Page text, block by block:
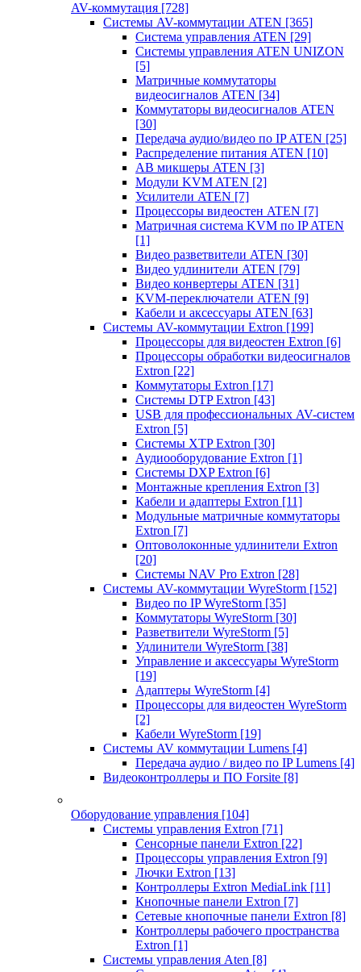
AV-коммутация [728]
Системы AV-коммутации ATEN [365]
Система управления ATEN [29]
Системы управления ATEN UNIZON
[5]
Матричные коммутаторы
видеосигналов ATEN [34]
Коммутаторы видеосигналов ATEN
[30]
Передача аудио/видео по IP ATEN [25]
Распределение питания ATEN [10]
АВ микшеры ATEN [3]
Модули KVM ATEN [2]
Усилители ATEN [7]
Процессоры видеостен ATEN [7]
Матричная система KVM по IP ATEN
[1]
Видео разветвители ATEN [30]
Видео удлинители ATEN [79]
Видео конвертеры ATEN [31]
KVM-переключатели ATEN [9]
Кабели и аксессуары ATEN [63]
Системы AV-коммутации Extron [199]
Процессоры для видеостен Extron [6]
Процессоры обработки видеосигналов
Extron [22]
Коммутаторы Extron [17]
Системы DTP Extron [43]
USB для профессиональных AV-систем
Extron [5]
Системы XTP Extron [30]
Аудиооборудование Extron [1]
Системы DXP Extron [6]
Монтажные крепления Extron [3]
Кабели и адаптеры Extron [11]
Модульные матричные коммутаторы
Extron [7]
Оптоволоконные удлинители Extron
[20]
Системы NAV Pro Extron [28]
Системы AV-коммутации WyreStorm [152]
Видео по IP WyreStorm [35]
Коммутаторы WyreStorm [30]
Разветвители WyreStorm [5]
Удлинители WyreStorm [38]
Управление и аксессуары WyreStorm
[19]
Адаптеры WyreStorm [4]
Процессоры для видеостен WyreStorm
[2]
Кабели WyreStorm [19]
Системы AV коммутации Lumens [4]
Передача аудио / видео по IP Lumens [4]
Видеоконтроллеры и ПО Forsite [8]
Оборудование управления [104]
Системы управления Extron [71]
Сенсорные панели Extron [22]
Процессоры управления Extron [9]
Лючки Extron [13]
Контроллеры Extron MediaLink [11]
Кнопочные панели Extron [7]
Сетевые кнопочные панели Extron [8]
Контроллеры рабочего пространства
Extron [1]
Системы управления Aten [8]